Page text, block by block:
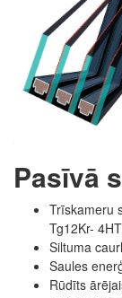
Pasīvā
Trīskameru
Tg12Kr- 4HT
Siltuma
Saules
Rūdīts